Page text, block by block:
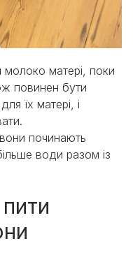
молоко матері, поки
повинен бути
їх матері, і
починають
води разом із